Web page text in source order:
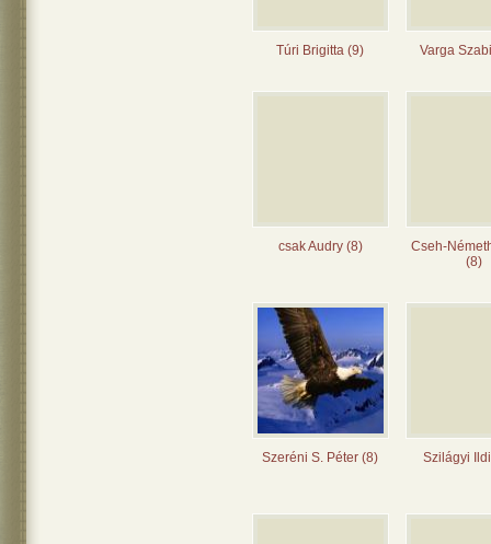
Túri Brigitta (9) Varga
csak Audry (8)
Cseh-
(8)
Szeréni S. Péter (8) Szilágyi